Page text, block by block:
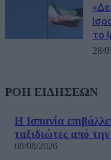
το
28/
ΡΟΗ ΕΙΔΗΣΕΩΝ
Η Ισπανία
ταξιδιώτες από την
08/08/2026